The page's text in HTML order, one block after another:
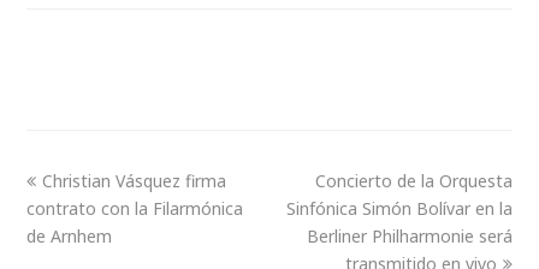
Christian Vásquez firma
contrato con la Filarmónica
de Arnhem
Concierto de la Orquesta
Sinfónica Simón Bolívar en la
Berliner Philharmonie será
transmitido en vivo